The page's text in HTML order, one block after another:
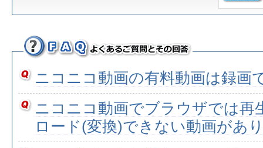
ニコニコ動画の有料動画は録画
ニコニコ動画でブラウザでは再
ロード(変換)できない動画があ